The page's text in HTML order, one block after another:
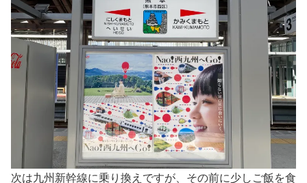
次は九州新幹線に乗り換えですが、その前に少しご飯を食